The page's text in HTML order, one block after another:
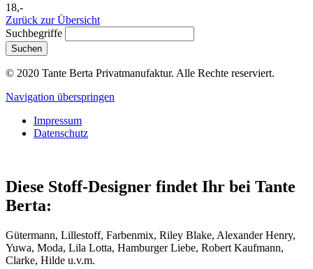
18,-
Zurück zur Übersicht
Suchbegriffe
Suchen
© 2020 Tante Berta Privatmanufaktur. Alle Rechte reserviert.
Navigation überspringen
Impressum
Datenschutz
Diese Stoff-Designer findet Ihr bei Tante
Berta:
Gütermann, Lillestoff, Farbenmix, Riley Blake, Alexander Henry,
Yuwa, Moda, Lila Lotta, Hamburger Liebe, Robert Kaufmann,
Clarke, Hilde u.v.m.